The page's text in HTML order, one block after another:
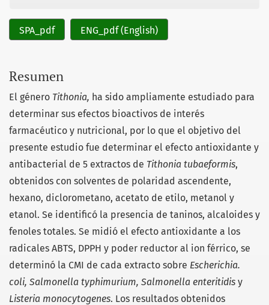
SPA_pdf ENG_pdf (English)
Resumen
El género Tithonia, ha sido ampliamente estudiado para
determinar sus efectos bioactivos de interés
farmacéutico y nutricional, por lo que el objetivo del
presente estudio fue determinar el efecto antioxidante y
antibacterial de 5 extractos de Tithonia tubaeformis,
obtenidos con solventes de polaridad ascendente,
hexano, diclorometano, acetato de etilo, metanol y
etanol. Se identificó la presencia de taninos, alcaloides y
fenoles totales. Se midió el efecto antioxidante a los
radicales ABTS, DPPH y poder reductor al ion férrico, se
determinó la CMI de cada extracto sobre Escherichia.
coli, Salmonella typhimurium, Salmonella enteritidis y
Listeria monocytogenes. Los resultados obtenidos